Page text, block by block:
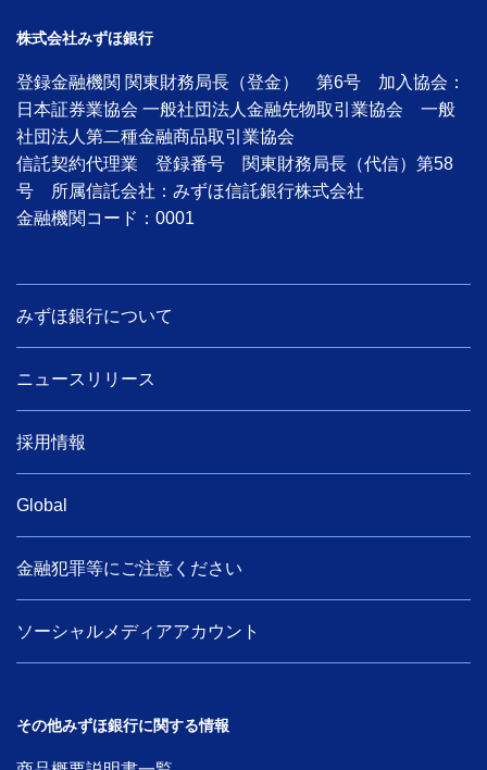
株式会社みずほ銀行
登録金融機関 関東財務局長（登金） 第6号 加入協会：
日本証券業協会 一般社団法人金融先物取引業協会 一般
社団法人第二種金融商品取引業協会
信託契約代理業 登録番号 関東財務局長（代信）第58
号 所属信託会社：みずほ信託銀行株式会社
金融機関コード：0001
みずほ銀行について
ニュースリリース
採用情報
Global
金融犯罪等にご注意ください
ソーシャルメディアアカウント
その他みずほ銀行に関する情報